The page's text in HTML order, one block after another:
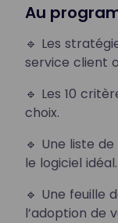
Au
🔹 Les
service client
🔹 Les 10
choix.
🔹 Une liste
le logiciel idéal.
🔹 Une feuille
l’adoption de